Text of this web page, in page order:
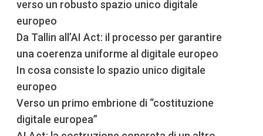
verso un robusto spazio unico digitale
europeo
Da Tallin all’AI Act: il processo per garantire
una coerenza uniforme al digitale europeo
In cosa consiste lo spazio unico digitale
europeo
Verso un primo embrione di “costituzione
digitale europea”